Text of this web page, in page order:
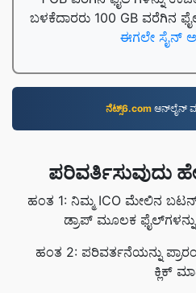
ಬಳಕೆದಾರರು 100 GB ವರೆಗಿನ
ಈಗಲೇ ಸೈನ್
ನೆಟ್ಸ್6.comಆನ್‌ಲೈನ್‌
ಪರಿವರ್ತಿಸುವುದು
ಹಂತ 1: ನಿಮ್ಮ ICO ಮೇಲಿನ ಬಟನ್
ಡ್ರಾಪ್ ಮೂಲಕ
ಹಂತ 2: ಪರಿವರ್ತನೆಯನ್ನು
ಕ್ಲಿಕ್